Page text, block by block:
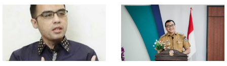
Segera Dirasakan
Dorong Pencabutan Perda
Lembaga Kemasyarakatan